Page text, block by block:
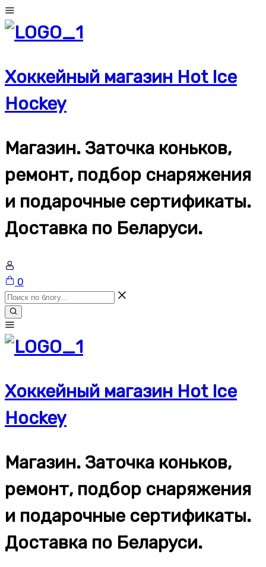
Перейти
к
содержимому
Хоккейный магазин Hot Ice
Hockey
Магазин. Заточка коньков,
ремонт, подбор снаряжения
и подарочные сертификаты.
Доставка по Беларуси.
Корзина
0
Хоккейный магазин Hot Ice
Hockey
Магазин. Заточка коньков,
ремонт, подбор снаряжения
и подарочные сертификаты.
Доставка по Беларуси.